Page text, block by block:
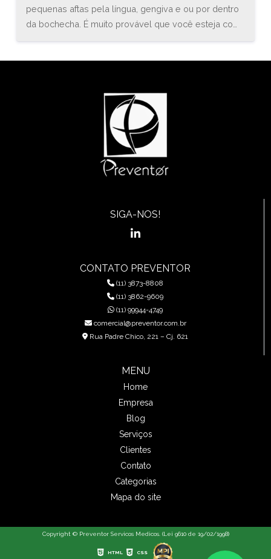
pequenas aftas pela língua, gengiva e ou por dentro
da bochecha. É muito provável que você esteja com
estruturas da cavidade oral (boca) e orofaringe, que
pode envolver a região das bochechas, gengivas,
língua, lábios, garganta, ou assoalho da boca.”
SIGA-NOS!
CONTATO PREVENTOR
(11) 3873-8808
(11) 3862-9609
(11) 99944-4749
comercial@preventor.com.br
Rua Padre Chico, 221 – Cj. 621
MENU
Home
Empresa
Blog
Serviços
Clientes
Contato
Categorias
Mapa do site
Copyright © Preventor Servicos Medicos. (Lei 9610 de 19/02/1998)
HTML CSS